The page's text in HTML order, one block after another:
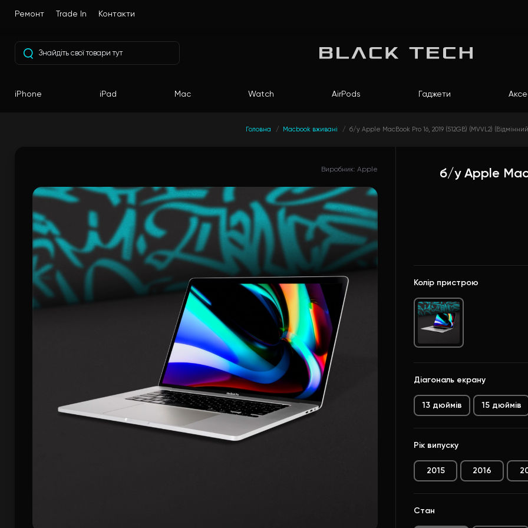
Ремонт Trade In Контакти
iPhone iPad Mac Watch AirPods Гаджети
Головна Macbook вживані б/у Apple MacBook Pro 16, 2019 (512GB) (MVVL2)
Виробник: Apple
б/у Apple
Колір пристрою
Діагональ екрану
13 дюймів 15 дюймів
Рік випуску
2015 2016
Стан